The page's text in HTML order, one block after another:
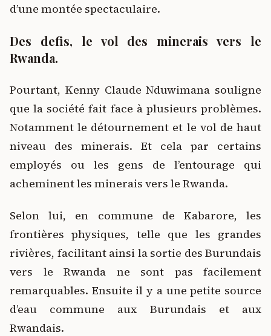
d’une montée spectaculaire.
Des defis, le vol des minerais vers le
Rwanda.
Pourtant, Kenny Claude Nduwimana souligne
que la société fait face à plusieurs problèmes.
Notamment le détournement et le vol de haut
niveau des minerais. Et cela par certains
employés ou les gens de l’entourage qui
acheminent les minerais vers le Rwanda.
Selon lui, en commune de Kabarore, les
frontières physiques, telle que les grandes
rivières, facilitant ainsi la sortie des Burundais
vers le Rwanda ne sont pas facilement
remarquables. Ensuite il y a une petite source
d’eau commune aux Burundais et aux
Rwandais.